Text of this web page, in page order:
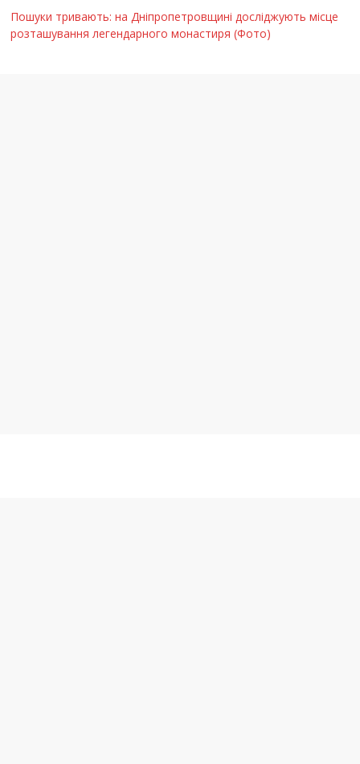
Пошуки тривають: на Дніпропетровщині досліджують місце
розташування легендарного монастиря (Фото)